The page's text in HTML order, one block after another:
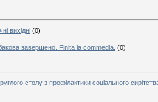
вихідні (0)
завершено. Finita la commedia. (0)
столу з профілактики соціального